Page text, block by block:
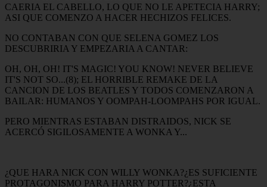
CAERIA EL CABELLO, LO QUE NO LE APETECIA HARRY;
ASI QUE COMENZO A HACER HECHIZOS FELICES.
NO CONTABAN CON QUE SELENA GOMEZ LOS
DESCUBRIRIA Y EMPEZARIA A CANTAR:
OH, OH, OH! IT'S MAGIC! YOU KNOW! NEVER BELIEVE
IT'S NOT SO...(8); EL HORRIBLE REMAKE DE LA
CANCION DE LOS BEATLES Y TODOS COMENZARON A
BAILAR: HUMANOS Y OOMPAH-LOOMPAHS POR IGUAL.
PERO MIENTRAS ESTABAN DISTRAIDOS, NICK SE
ACERCÓ SIGILOSAMENTE A WONKA Y...
¿QUE HARA NICK CON WILLY WONKA?¿ES SUFICIENTE
PROTAGONISMO PARA HARRY POTTER?¿ESTA